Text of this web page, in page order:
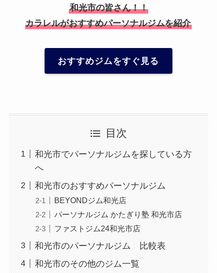
和光市の皆さん！！
カラレルがおすすめパーソナルジムを紹介
おすすめジムをすぐ見る
目次
和光市でパーソナルジムを探している方
へ
和光市のおすすめパーソナルジム
BEYONDジム和光店
パーソナルジム かたぎり塾 和光市店
ファストジム24和光市店
和光市のパーソナルジム 比較表
和光市のその他のジム一覧